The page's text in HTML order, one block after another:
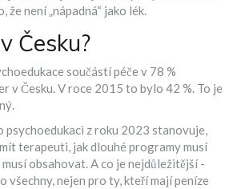
není „nápadná“ jako lék.
Česku?
součástí péče v 78 %
v Česku. V roce 2015 to bylo 42 %. To je
psychoedukaci z roku 2023 stanovuje,
terapeuti, jak dlouhé programy musí
obsahovat. A co je nejdůležitější -
všechny, nejen pro ty, kteří mají peníze